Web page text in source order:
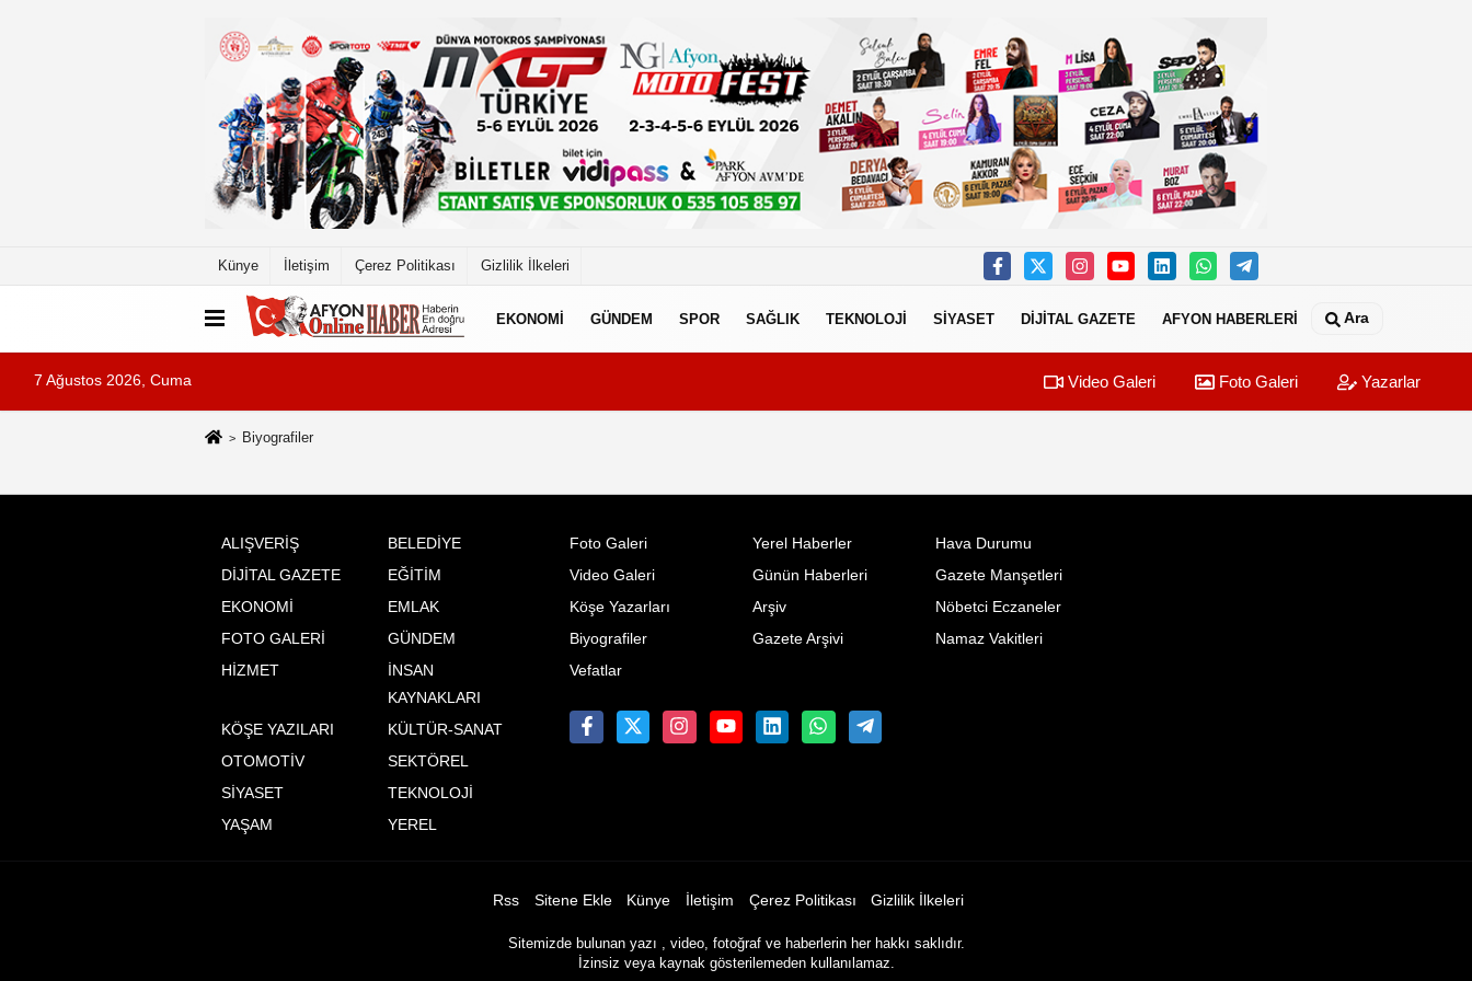
Künye İletişim Çerez Politikası Gizlilik İlkeleri
EKONOMİ GÜNDEM SPOR SAĞLIK TEKNOLOJİ SİYASET DİJİTAL GAZETE AFYON HABERLERİ Ara
7 Ağustos 2026, Cuma Video Galeri Foto Galeri Yazarlar
Biyografiler
ALIŞVERİŞ
BELEDİYE
DİJİTAL GAZETE
EĞİTİM
EKONOMİ
EMLAK
FOTO GALERİ
GÜNDEM
HİZMET
İNSAN
KAYNAKLARI
KÖŞE YAZILARI
KÜLTÜR-SANAT
OTOMOTİV
SEKTÖREL
SİYASET
TEKNOLOJİ
YAŞAM
YEREL
Foto Galeri
Video Galeri
Köşe Yazarları
Biyografiler
Vefatlar
Yerel Haberler
Günün Haberleri
Arşiv
Gazete Arşivi
Hava Durumu
Gazete Manşetleri
Nöbetci Eczaneler
Namaz Vakitleri
Rss Sitene Ekle Künye İletişim Çerez Politikası Gizlilik İlkeleri
Sitemizde bulunan yazı , video, fotoğraf ve haberlerin her hakkı saklıdır.
İzinsiz veya kaynak gösterilemeden kullanılamaz.